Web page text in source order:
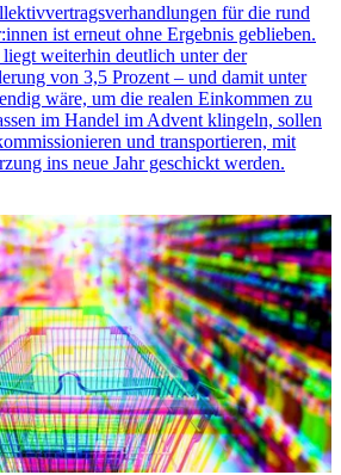
für die rund
ist erneut ohne Ergebnis geblieben.
weiterhin deutlich unter der
von 3,5 Prozent – und damit unter
wäre, um die realen Einkommen zu
im Handel im Advent klingeln, sollen
und transportieren, mit
ins neue Jahr geschickt werden.